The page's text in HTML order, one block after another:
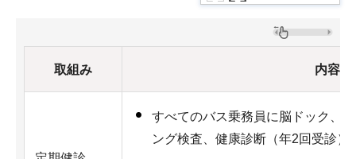
取組み 内容
すべてのバス乗務員に脳ドック、
ング検査、健康診断（年2回受診）